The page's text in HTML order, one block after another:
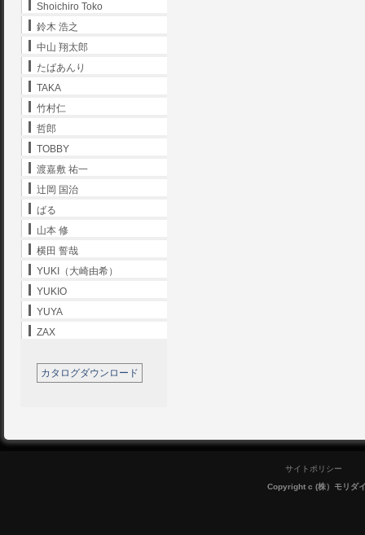
Shoichiro Toko
鈴木 浩之
中山 翔太郎
たばあんり
TAKA
竹村仁
哲郎
TOBBY
渡嘉敷 祐一
辻岡 国治
ばる
山本 修
横田 誓哉
YUKI（大崎由希）
YUKIO
YUYA
ZAX
カタログダウンロード
サイトポリシー
Copyright c (株）モリダ